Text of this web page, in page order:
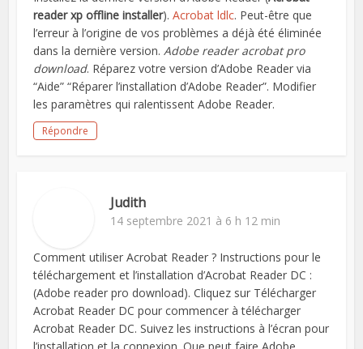
reader xp offline installer).Acrobat ldlc. Peut-être que
l’erreur à l’origine de vos problèmes a déjà été éliminée
dans la dernière version. Adobe reader acrobat pro
download. Réparez votre version d’Adobe Reader via
“Aide” “Réparer l’installation d’Adobe Reader”. Modifier
les paramètres qui ralentissent Adobe Reader.
Répondre
Judith
14 septembre 2021 à 6 h 12 min
Comment utiliser Acrobat Reader ? Instructions pour le
téléchargement et l’installation d’Acrobat Reader DC :
(Adobe reader pro download). Cliquez sur Télécharger
Acrobat Reader DC pour commencer à télécharger
Acrobat Reader DC. Suivez les instructions à l’écran pour
l’installation et la connexion. Que peut faire Adobe